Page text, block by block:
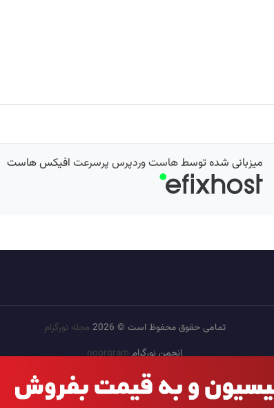
میزبانی شده توسطهاست وردپرس پرسرعت افیکس هاست
تمامی حقوق محفوظ است © 2026
مجله نورگرام
انجمن نورگرامnoorgram
بانک عکس
سایت هم معنی